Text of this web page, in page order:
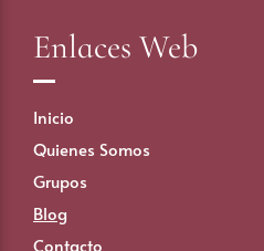
Enlaces Web
Inicio
Quienes Somos
Grupos
Blog
Contacto